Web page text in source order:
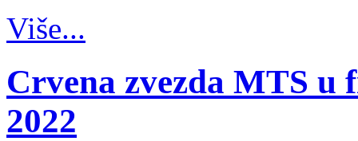
Više...
Crvena zvezda MTS
2022